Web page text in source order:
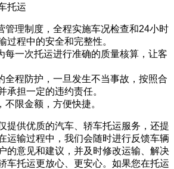
托运
管理制度，全程实施车况检查和24小时
过程中的安全和完整性。
每一次托运进行准确的质量核算，让客
全程防护，一旦发生不当事故，按照合
承担一定的违约责任。
限金额，方便快捷。
提供优质的汽车、轿车托运服务，还提
运输过程中，我们会随时进行反馈车辆
的意见和建议，并及时修改运输、解决
车托运更放心、更安心。如果您在托运